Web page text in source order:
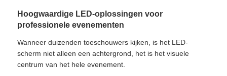
VR -show
Over Ons
Hoogwaardige LED-oplossingen voor
professionele evenementen
Wanneer duizenden toeschouwers kijken, is het LED-
scherm niet alleen een achtergrond, het is het visuele
centrum van het hele evenement.